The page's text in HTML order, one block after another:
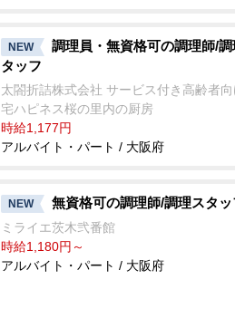
NEW
調理員・無資格可の調理師/調
タッフ
太閤折詰株式会社 サービス付き高齢者
宅ハピネス桜の里内の厨房
時給1,177円
アルバイト・パート / 大阪府
NEW 無資格可の調理師/調理スタッ
ミライエ茨木弐番館
時給1,180円～
アルバイト・パート / 大阪府